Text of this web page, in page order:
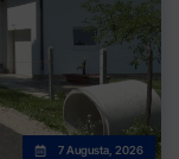
7 Augusta, 2026